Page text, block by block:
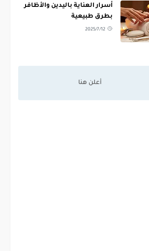
أسرار العناية باليدين والأظافر
بطرق طبيعية
2025/7/12